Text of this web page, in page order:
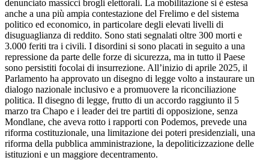
denunciato massicci brogli elettorali. La mobilitazione si è estesa
anche a una più ampia contestazione del Frelimo e del sistema
politico ed economico, in particolare degli elevati livelli di
disuguaglianza di reddito. Sono stati segnalati oltre 300 morti e
3.000 feriti tra i civili. I disordini si sono placati in seguito a una
repressione da parte delle forze di sicurezza, ma in tutto il Paese
sono persistiti focolai di insurrezione. All’inizio di aprile 2025, il
Parlamento ha approvato un disegno di legge volto a instaurare un
dialogo nazionale inclusivo e a promuovere la riconciliazione
politica. Il disegno di legge, frutto di un accordo raggiunto il 5
marzo tra Chapo e i leader dei tre partiti di opposizione, senza
Mondlane, che aveva rotto i rapporti con Podemos, prevede una
riforma costituzionale, una limitazione dei poteri presidenziali, una
riforma della pubblica amministrazione, la depoliticizzazione delle
istituzioni e un maggiore decentramento.